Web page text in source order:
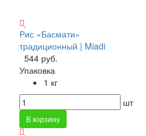
Рис «Басмати»
традиционный | Miadi
544 руб.
Упаковка
1 кг
шт
В корзину